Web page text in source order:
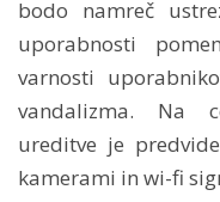
bodo namreč
uporabnosti
varnosti
vandalizma. Na
ureditve je
kamerami in wi-fi